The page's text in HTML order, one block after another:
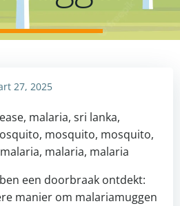
27, 2025
een doorbraak ontdekt:
manier om malariamuggen